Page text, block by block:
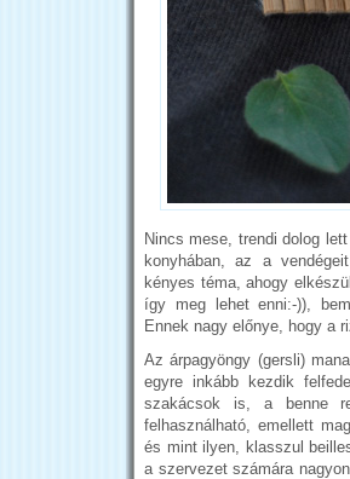
Nincs mese, trendi dolog
konyhában, az a
kényes téma, ahogy
így meg lehet enni:-)),
Ennek nagy előnye, hogy a
Az árpagyöngy (gersli)
egyre inkább kezdik
szakácsok is, a benne
felhasználható, emellett
és mint ilyen, klasszul
a szervezet számára